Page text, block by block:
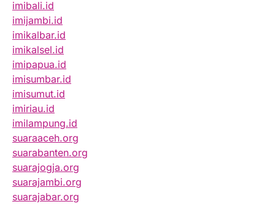
imibali.id
imijambi.id
imikalbar.id
imikalsel.id
imipapua.id
imisumbar.id
imisumut.id
imiriau.id
imilampung.id
suaraaceh.org
suarabanten.org
suarajogja.org
suarajambi.org
suarajabar.org